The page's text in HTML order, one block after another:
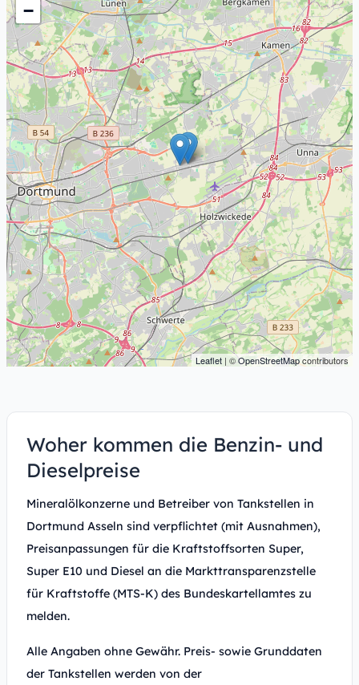
−
Leaflet | ©OpenStreetMapcontributors
Woher kommen die Benzin- und
Dieselpreise
Mineralölkonzerne und Betreiber von Tankstellen in
Dortmund Asseln sind verpflichtet (mit Ausnahmen),
Preisanpassungen für die Kraftstoffsorten Super,
Super E10 und Diesel an die Markttransparenzstelle
für Kraftstoffe (MTS-K) des Bundeskartellamtes zu
melden.
Alle Angaben ohne Gewähr. Preis- sowie Grunddaten
der Tankstellen werden von der